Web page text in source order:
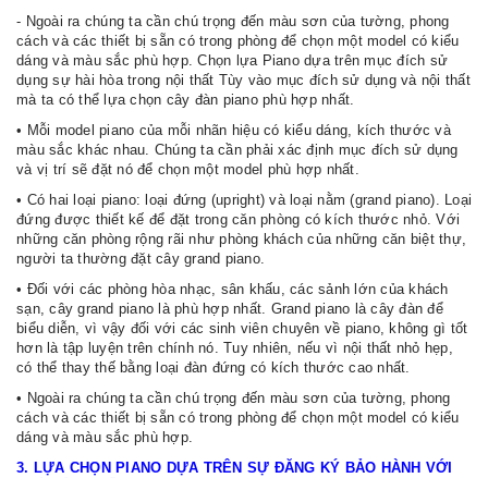
- Ngoài ra chúng ta cần chú trọng đến màu sơn của tường, phong
cách và các thiết bị sẵn có trong phòng để chọn một model có kiểu
dáng và màu sắc phù hợp. Chọn lựa Piano dựa trên mục đích sử
dụng sự hài hòa trong nội thất Tùy vào mục đích sử dụng và nội thất
mà ta có thể lựa chọn cây đàn piano phù hợp nhất.
• Mỗi model piano của mỗi nhãn hiệu có kiểu dáng, kích thước và
màu sắc khác nhau. Chúng ta cần phải xác định mục đích sử dụng
và vị trí sẽ đặt nó để chọn một model phù hợp nhất.
• Có hai loại piano: loại đứng (upright) và loại nằm (grand piano). Loại
đứng được thiết kế để đặt trong căn phòng có kích thước nhỏ. Với
những căn phòng rộng rãi như phòng khách của những căn biệt thự,
người ta thường đặt cây grand piano.
• Đối với các phòng hòa nhạc, sân khấu, các sảnh lớn của khách
sạn, cây grand piano là phù hợp nhất. Grand piano là cây đàn để
biểu diễn, vì vậy đối với các sinh viên chuyên về piano, không gì tốt
hơn là tập luyện trên chính nó. Tuy nhiên, nếu vì nội thất nhỏ hẹp,
có thể thay thế bằng loại đàn đứng có kích thước cao nhất.
• Ngoài ra chúng ta cần chú trọng đến màu sơn của tường, phong
cách và các thiết bị sẵn có trong phòng để chọn một model có kiểu
dáng và màu sắc phù hợp.
3. LỰA CHỌN PIANO DỰA TRÊN SỰ ĐĂNG KÝ BẢO HÀNH VỚI